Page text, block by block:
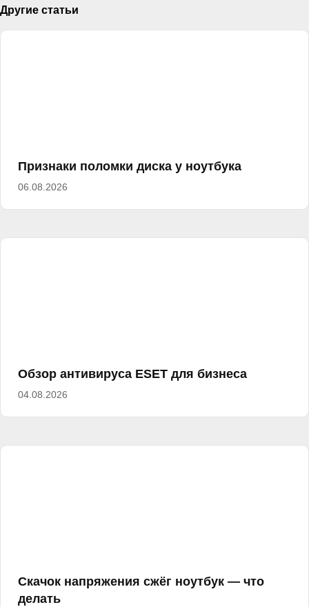
Другие статьи
Признаки поломки диска у ноутбука
06.08.2026
Обзор антивируса ESET для бизнеса
04.08.2026
Скачок напряжения сжёг ноутбук — что
делать